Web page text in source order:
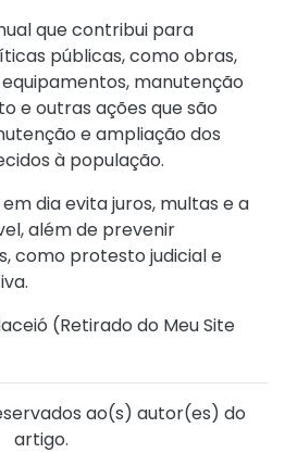
que contribui para
públicas, como obras,
manutenção
e outras ações que são
e ampliação dos
à população.
dia evita juros, multas e a
além de prevenir
como protesto judicial e
(Retirado do Meu Site
ao(s) autor(es) do
artigo.